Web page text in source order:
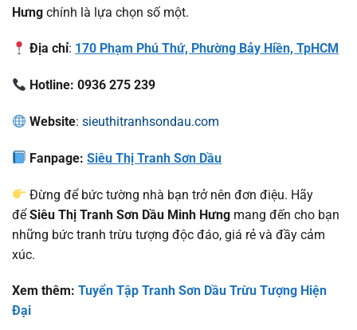
Hưng chính là lựa chọn số một.
Địa chỉ: 170 Phạm Phú Thứ, Phường Bảy Hiền, TpHCM
Hotline: 0936 275 239
Website:sieuthitranhsondau.com
Fanpage:Siêu Thị Tranh Sơn Dầu
Đừng để bức tường nhà bạn trở nên đơn điệu. Hãy
đểSiêu Thị Tranh Sơn Dầu Minh Hưng mang đến cho bạn
những bức tranh trừu tượng độc đáo, giá rẻ và đầy cảm
xúc.
Xem thêm: Tuyển Tập Tranh Sơn Dầu Trừu Tượng Hiện
Đại